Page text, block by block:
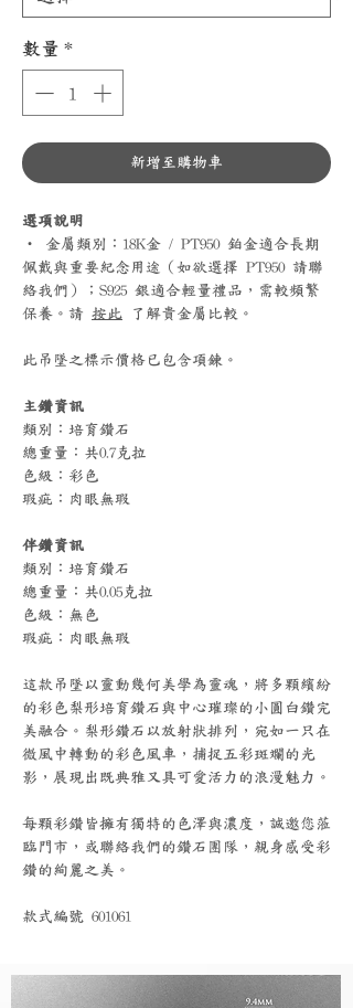
數量 *
新增至購物車
選項說明
‧ 金屬類別：18K金 / PT950 鉑金適合長期
佩戴與重要紀念用途（如欲選擇 PT950 請聯
絡我們）；S925 銀適合輕量禮品，需較頻繁
保養。請 按此 了解貴金屬比較。
此吊墜之標示價格已包含項鍊。
主鑽資訊
類別：培育鑽石
總重量：共0.7克拉
色級：彩色
瑕疵：肉眼無瑕
伴鑽資訊
類別：培育鑽石
總重量：共0.05克拉
色級：無色
瑕疵：肉眼無瑕
這款吊墜以靈動幾何美學為靈魂，將多顆繽紛
的彩色梨形培育鑽石與中心璀璨的小圓白鑽完
美融合。梨形鑽石以放射狀排列，宛如一只在
微風中轉動的彩色風車，捕捉五彩斑斕的光
影，展現出既典雅又具可愛活力的浪漫魅力。
每顆彩鑽皆擁有獨特的色澤與濃度，誠邀您蒞
臨門市，或聯絡我們的鑽石團隊，親身感受彩
鑽的絢麗之美。
款式編號 601061